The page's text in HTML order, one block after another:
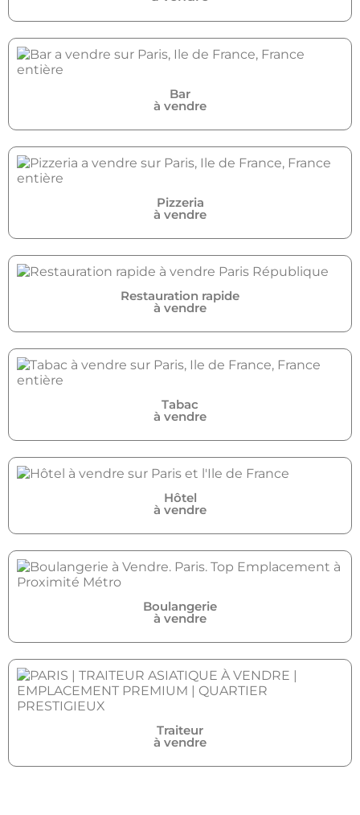
Bar
à vendre
Pizzeria
à vendre
Restauration rapide
à vendre
Tabac
à vendre
Hôtel
à vendre
Boulangerie
à vendre
Traiteur
à vendre